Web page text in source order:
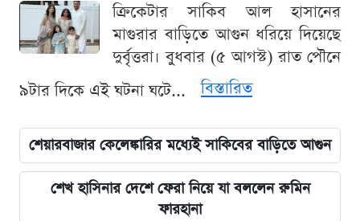
ক্রিকেটার সাকিব আল হাসানের
মাগুরার বাড়িতে আগুন ধরিয়ে দিয়েছে
দুর্বৃত্তরা। বুধবার (৫ আগস্ট) রাত পৌনে
৯টার দিকে এই ঘটনা ঘটে...
বিস্তারিত
শেয়ারবাজার কেলেঙ্কারির মধ্যেই সাকিবের বাড়িতে আগুন
শেখ হাসিনার দেশে ফেরা নিয়ে যা বললেন রুমিন
ফারহানা